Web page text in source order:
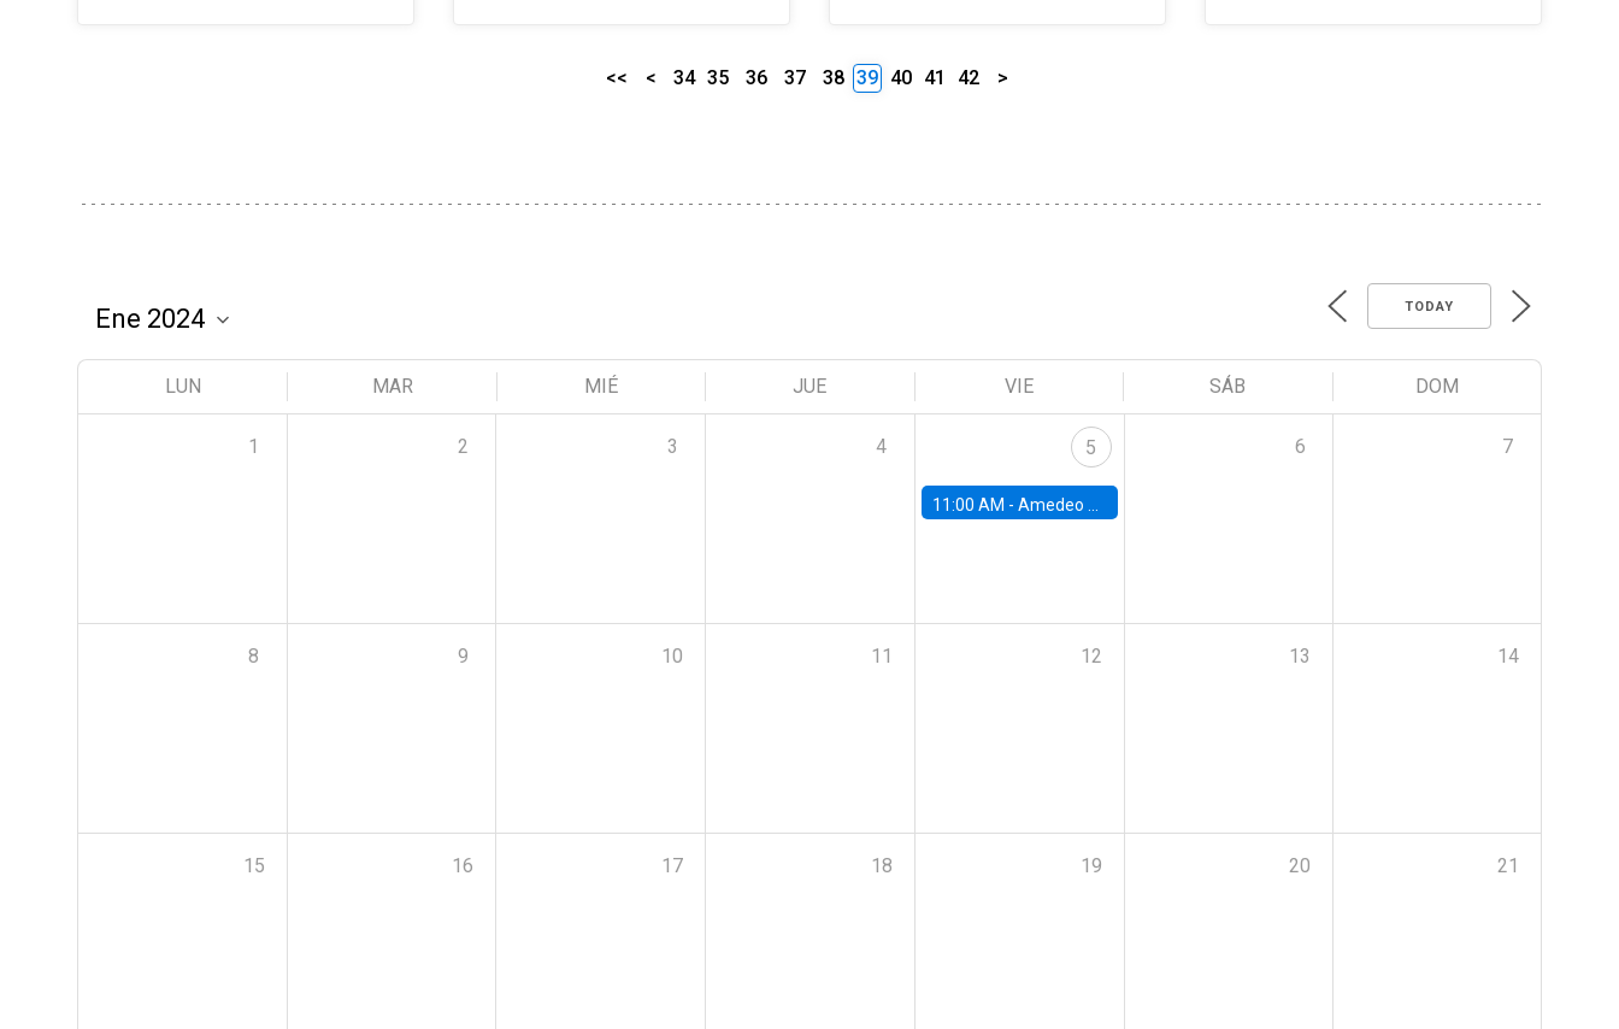
<< < 34 35 36 37 38 39 40 41 42 >
TODAY
LUN MAR MIÉ JUE VIE SÁB DOM
1 2 3 4 5
11:00 AM - Amedeo Piolatto, Universidad Autónoma de Barcelona (UAB)
6 7
8 9 10 11 12 13 14
15 16 17 18 19 20 21